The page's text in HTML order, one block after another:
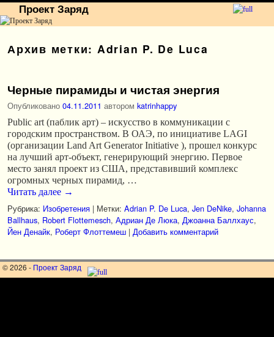
Проект Заряд
Архив метки: Adrian P. De Luca
Черные пирамиды и чистая энергия
Опубликовано 04.11.2011 автором katrinhappy
Public art (паблик арт) – искусство в коммуникации с
городским пространством. В ОАЭ, по инициативе LAGI
(организации Land Art Generator Initiative ), прошел конкурс
на лучший арт-объект, генерирующий энергию. Первое
место занял проект из США, представивший комплекс
огромных черных пирамид, …
Читать далее →
Рубрика: Изобретения | Метки: Adrian P. De Luca, Jen DeNike, Johanna
Ballhaus, Robert Flottemesch, Адриан Де Люка, Джоанна Баллхаус,
Йен Денайк, Роберт Флоттемеш | Добавить комментарий
© 2026 - Проект Заряд